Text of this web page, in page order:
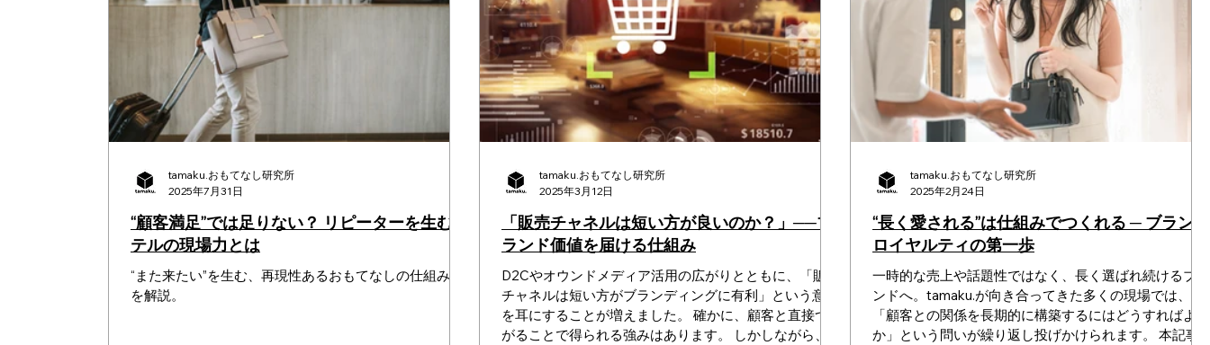
“顧客満足”では足りない？ リピーターを生むホ
テルの現場力とは
“また来たい”を生む、再現性あるおもてなしの仕組みに
を解説。
tamaku.おもてなし研究所
2025年7月31日
「販売チャネルは短い方が良いのか？」──ブ
ランド価値を届ける仕組み
D2Cやオウンドメディア活用の広がりとともに、「販売
チャネルは短い方がブランディングに有利」という意見
を耳にすることが増えました。 確かに、顧客と直接つな
がることで得られる強みはあります。 しかしながら、本
tamaku.おもてなし研究所
2025年3月12日
“長く愛される”は仕組みでつくれる ─ ブランド
ロイヤルティの第一歩
一時的な売上や話題性ではなく、長く選ばれ続けるブラ
ンドへ。tamaku.が向き合ってきた多くの現場では、
「顧客との関係を長期的に構築するにはどうすればよい
か」という問いが繰り返し投げかけられます。 本記事
tamaku.おもてなし研究所
2025年2月24日